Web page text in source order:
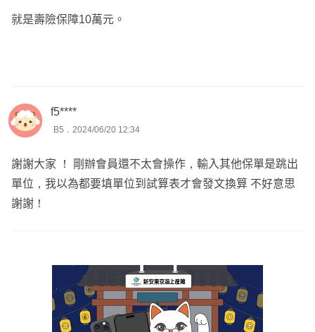
就是壽險保障10萬元。
f5****
B5．2024/06/20 12:34
謝謝大家 ！ 剛辦會員還不太會操作，輸入其他保單是跳出
單位，我以為都要填單位到試算表才會發文換算 不好意思
謝謝！